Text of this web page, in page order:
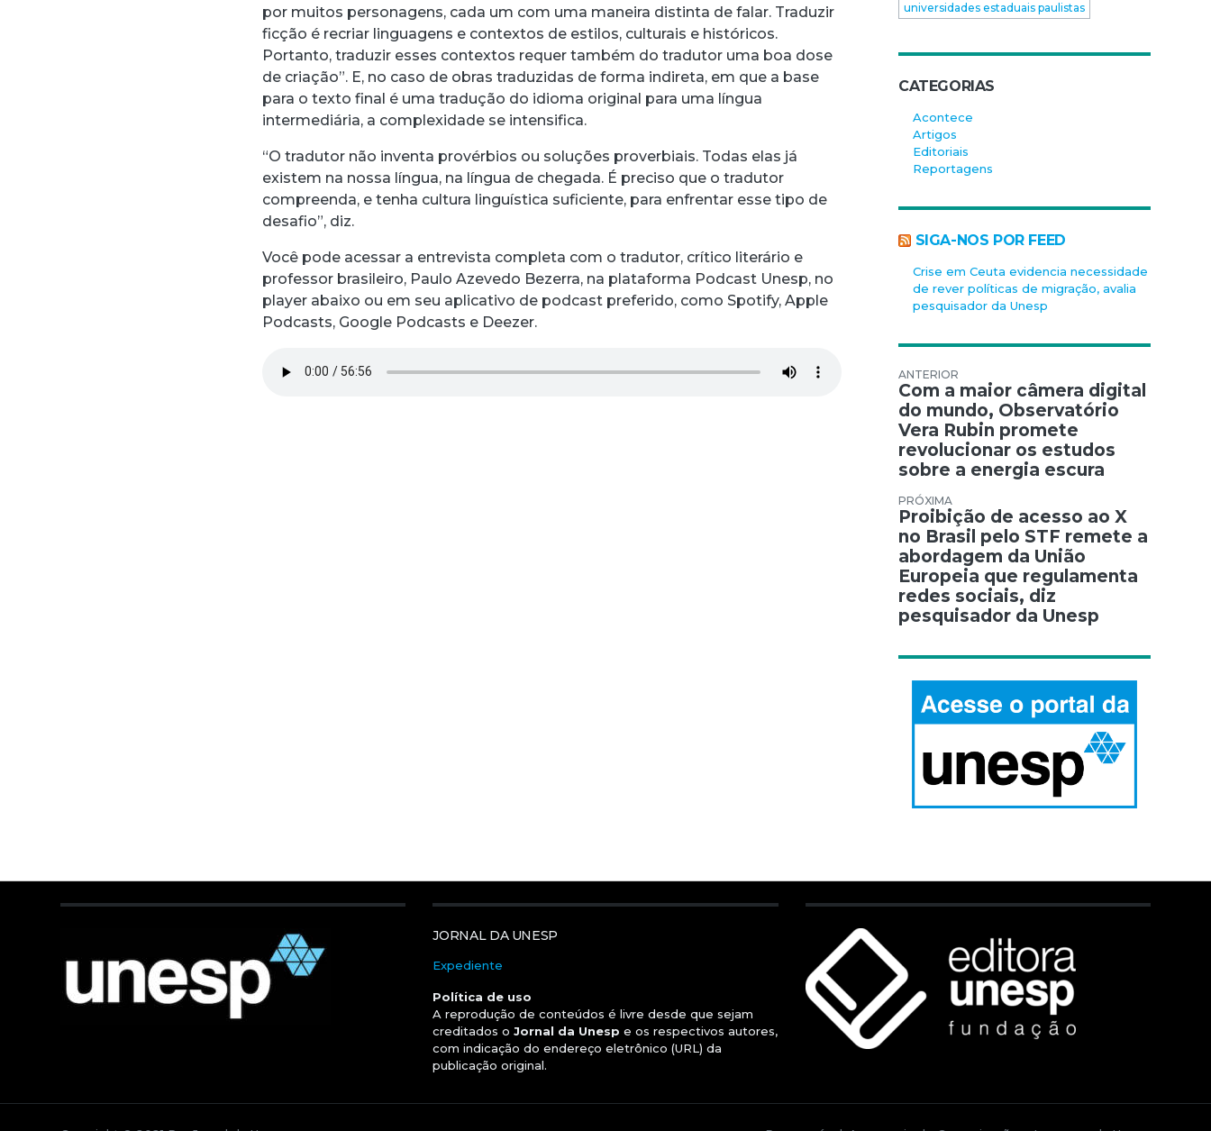
por muitos personagens, cada um com uma maneira distinta de falar. Traduzir
ficção é recriar linguagens e contextos de estilos, culturais e históricos.
Portanto, traduzir esses contextos requer também do tradutor uma boa dose
de criação”. E, no caso de obras traduzidas de forma indireta, em que a base
para o texto final é uma tradução do idioma original para uma língua
intermediária, a complexidade se intensifica.
“O tradutor não inventa provérbios ou soluções proverbiais. Todas elas já
existem na nossa língua, na língua de chegada. É preciso que o tradutor
compreenda, e tenha cultura linguística suficiente, para enfrentar esse tipo de
desafio”, diz.
Você pode acessar a entrevista completa com o tradutor, crítico literário e
professor brasileiro, Paulo Azevedo Bezerra, na plataforma Podcast Unesp, no
player abaixo ou em seu aplicativo de podcast preferido, como Spotify, Apple
Podcasts, Google Podcasts e Deezer.
universidades estaduais paulistas
CATEGORIAS
Acontece
Artigos
Editoriais
Reportagens
SIGA-NOS POR FEED
Crise em Ceuta evidencia necessidade
de rever políticas de migração, avalia
pesquisador da Unesp
Navegação de Post
Com a maior câmera digital
do mundo, Observatório
Vera Rubin promete
revolucionar os estudos
sobre a energia escura
Proibição de acesso ao X
no Brasil pelo STF remete a
abordagem da União
Europeia que regulamenta
redes sociais, diz
pesquisador da Unesp
JORNAL DA UNESP
Expediente
Política de uso
A reprodução de conteúdos é livre desde que sejam
creditados oJornal da Unesp e os respectivos autores,
com indicação do endereço eletrônico (URL) da
publicação original.